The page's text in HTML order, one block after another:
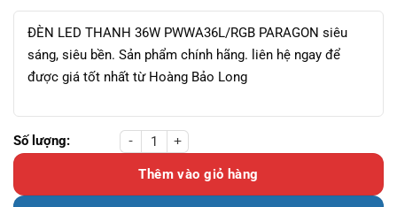
ĐÈN LED THANH 36W PWWA36L/RGB PARAGON siêu
sáng, siêu bền. Sản phẩm chính hãng. liên hệ ngay để
được giá tốt nhất từ Hoàng Bảo Long
ĐÈN LED THANH 36W PWWA36L/RGB PARAGON số lượng
Thêm vào giỏ hàng